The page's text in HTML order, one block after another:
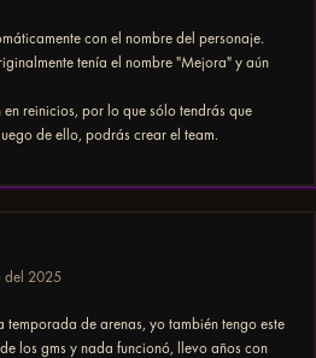
con el nombre del personaje.
tenía el nombre "Mejora" y aún
reinicios, por lo que sólo tendrás que
de ello, podrás crear el team.
del 2025
temporada de arenas, yo también tengo este
los gms y nada funcionó, llevo años con